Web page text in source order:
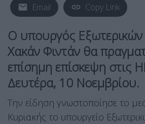
Email Copy Link
Ο υπουργός Εξωτερικών
Χακάν Φιντάν θα
επίσημη επίσκεψη στις
Δευτέρα, 10 Νοεμβρίου.
Την είδηση γνωστοποίησε το
Κυριακής το υπουργείο